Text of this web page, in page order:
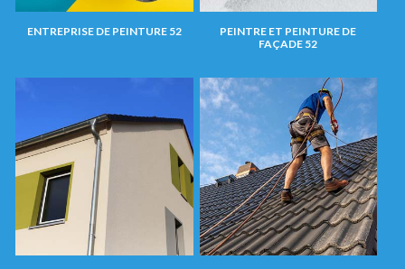
ENTREPRISE DE PEINTURE 52
PEINTRE ET PEINTURE DE
FAÇADE 52